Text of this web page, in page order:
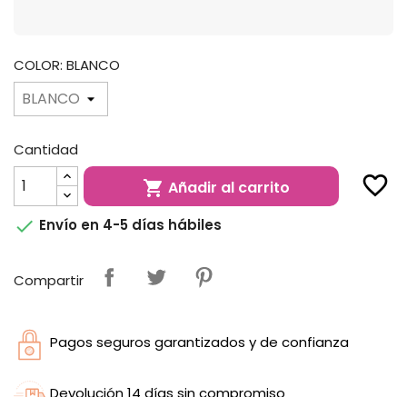
COLOR: BLANCO
Cantidad
 Añadir al carrito favorite_border
 Envío en 4-5 días hábiles
Compartir
Pagos seguros garantizados y de confianza
Devolución 14 días sin compromiso